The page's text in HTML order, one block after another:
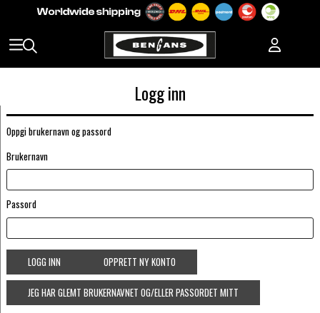
Logg inn
Oppgi brukernavn og passord
Brukernavn
Passord
LOGG INN OPPRETT NY KONTO
JEG HAR GLEMT BRUKERNAVNET OG/ELLER PASSORDET MITT